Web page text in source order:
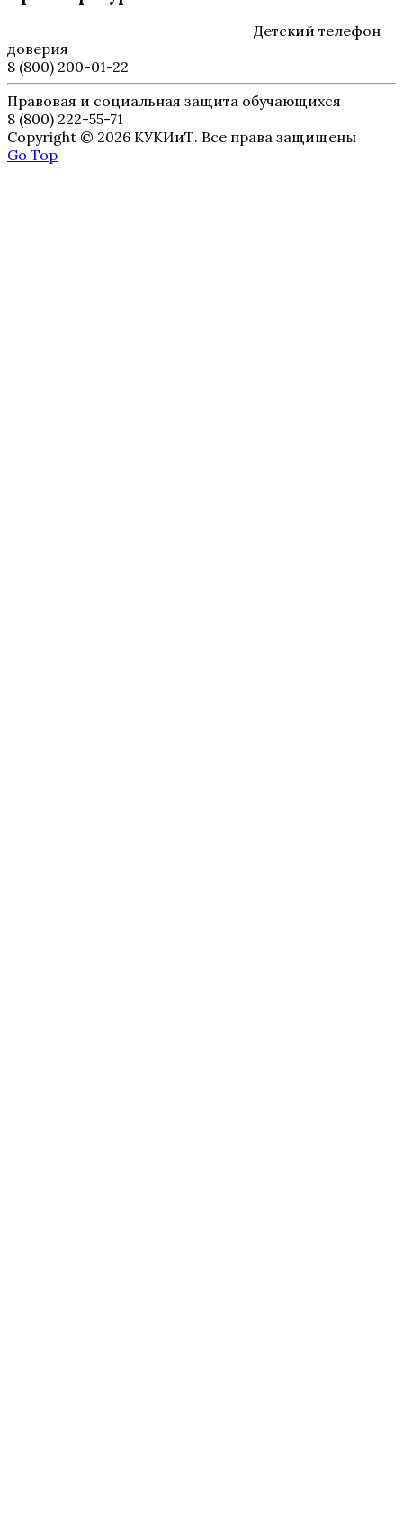
Детский телефон
доверия
8 (800) 200-01-22
Правовая и социальная защита обучающихся
8 (800) 222-55-71
Copyright © 2026 КУКИиТ. Все права защищены
Go Top